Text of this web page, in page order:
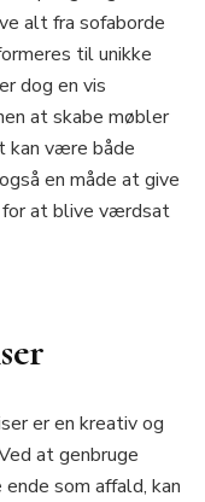
alt fra sofaborde
til unikke
dog en vis
at skabe møbler
kan være både
en måde at give
for at blive værdsat
er en kreativ og
at genbruge
som affald, kan